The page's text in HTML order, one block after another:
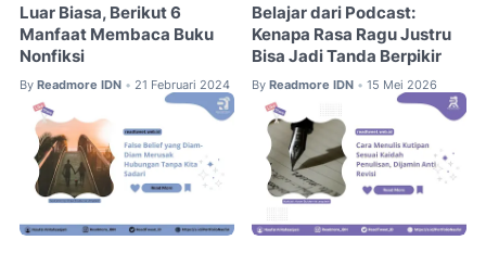
Luar Biasa, Berikut 6
Manfaat Membaca Buku
Nonfiksi
By Readmore IDN • 21 Februari 2024
Belajar dari Podcast:
Kenapa Rasa Ragu Justru
Bisa Jadi Tanda Berpikir
By Readmore IDN • 15 Mei 2026